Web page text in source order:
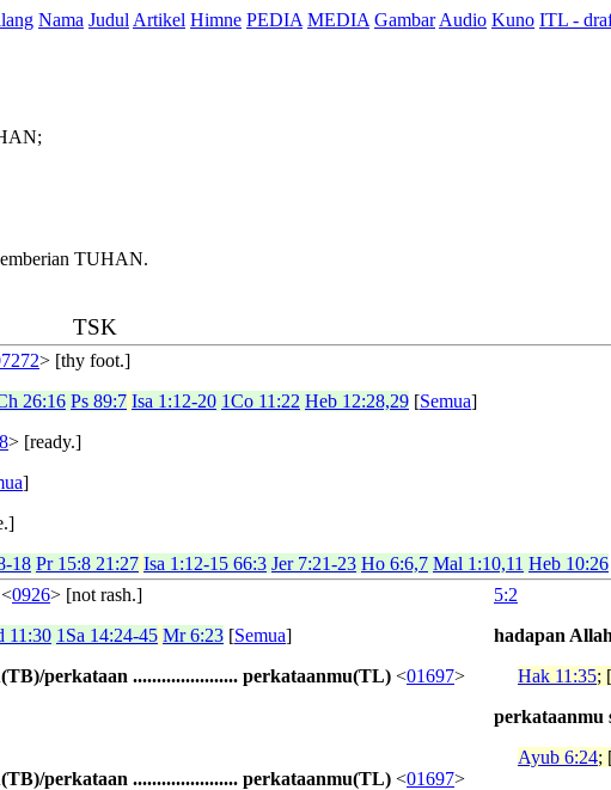
Nama Judul Artikel Himne PEDIA MEDIA Gambar Audio Kuno ITL -
TUHAN.
TSK
> [thy foot.]
26:16 Ps 89:7 Isa 1:12-20 1Co 11:22 Heb 12:28,29 [Semua]
> [ready.]
]
18 Pr 15:8 21:27 Isa 1:12-15 66:3 Jer 7:21-23 Ho 6:6,7 Mal 1:10,11 Heb 10:26
<0926> [not rash.]
11:30 1Sa 14:24-45 Mr 6:23 [Semua]
perkataan ...................... perkataanmu(TL) <01697>
perkataan ...................... perkataanmu(TL) <01697>
5:2
hadapan
Hak 11:35;
perkataanmu
Ayub 6:24;